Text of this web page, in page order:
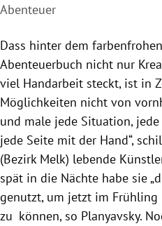
Abenteuer
Dass hinter dem
Abenteuerbuch nicht nur
viel Handarbeit steckt, ist in
Möglichkeiten nicht von
und male jede Situation,
jede Seite mit der Hand“,
(Bezirk Melk) lebende
spät in die Nächte habe sie
genutzt, um jetzt im Frühling
zu können, so Planyavsky.